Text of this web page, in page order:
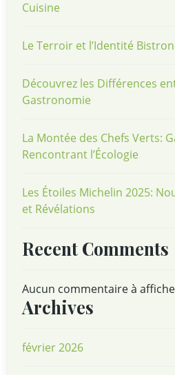
Cuisine
Le Terroir et l’Identité
Découvrez les Différences
Gastronomie
La Montée des Chefs Verts:
Rencontrant l’Écologie
Les Étoiles Michelin 2025:
et Révélations
Recent Comments
Aucun commentaire à
Archives
février 2026